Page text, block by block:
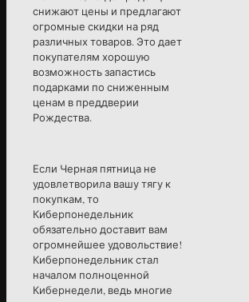
снижают цены и предлагают
огромные скидки на ряд
различных товаров. Это дает
покупателям хорошую
возможность запастись
подарками по сниженным
ценам в преддверии
Рождества.
Если Черная пятница не
удовлетворила вашу тягу к
покупкам, то
Киберпонедельник
обязательно доставит вам
огромнейшее удовольствие!
Киберпонедельник стал
началом полноценной
Кибернедели, ведь многие